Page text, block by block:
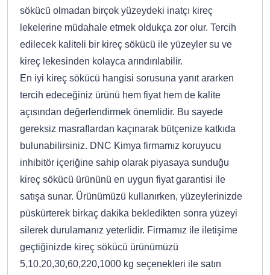
sökücü olmadan birçok yüzeydeki inatçı kireç
lekelerine müdahale etmek oldukça zor olur. Tercih
edilecek kaliteli bir kireç sökücü ile yüzeyler su ve
kireç lekesinden kolayca arındırılabilir.
En iyi kireç sökücü hangisi sorusuna yanıt ararken
tercih edeceğiniz ürünü hem fiyat hem de kalite
açısından değerlendirmek önemlidir. Bu sayede
gereksiz masraflardan kaçınarak bütçenize katkıda
bulunabilirsiniz. DNC Kimya firmamız koruyucu
inhibitör içeriğine sahip olarak piyasaya sunduğu
kireç sökücü ürününü en uygun fiyat garantisi ile
satışa sunar. Ürünümüzü kullanırken, yüzeylerinizde
püskürterek birkaç dakika bekledikten sonra yüzeyi
silerek durulamanız yeterlidir. Firmamız ile iletişime
geçtiğinizde kireç sökücü ürünümüzü
5,10,20,30,60,220,1000 kg seçenekleri ile satın